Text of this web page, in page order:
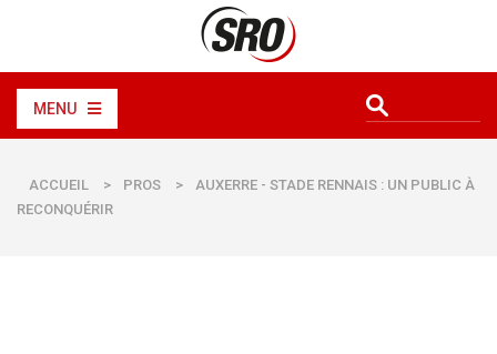
MENU
ACCUEIL > PROS >
AUXERRE - STADE RENNAIS : UN PUBLIC À
RECONQUÉRIR